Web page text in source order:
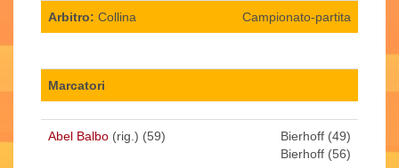
Arbitro: Collina Campionato-partita
Marcatori
Abel Balbo (rig.) (59)
Bierhoff (49)
Bierhoff (56)